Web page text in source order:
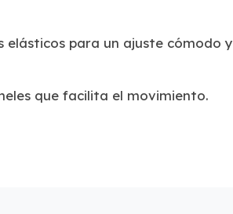
elásticos para un ajuste cómodo y
que facilita el movimiento.